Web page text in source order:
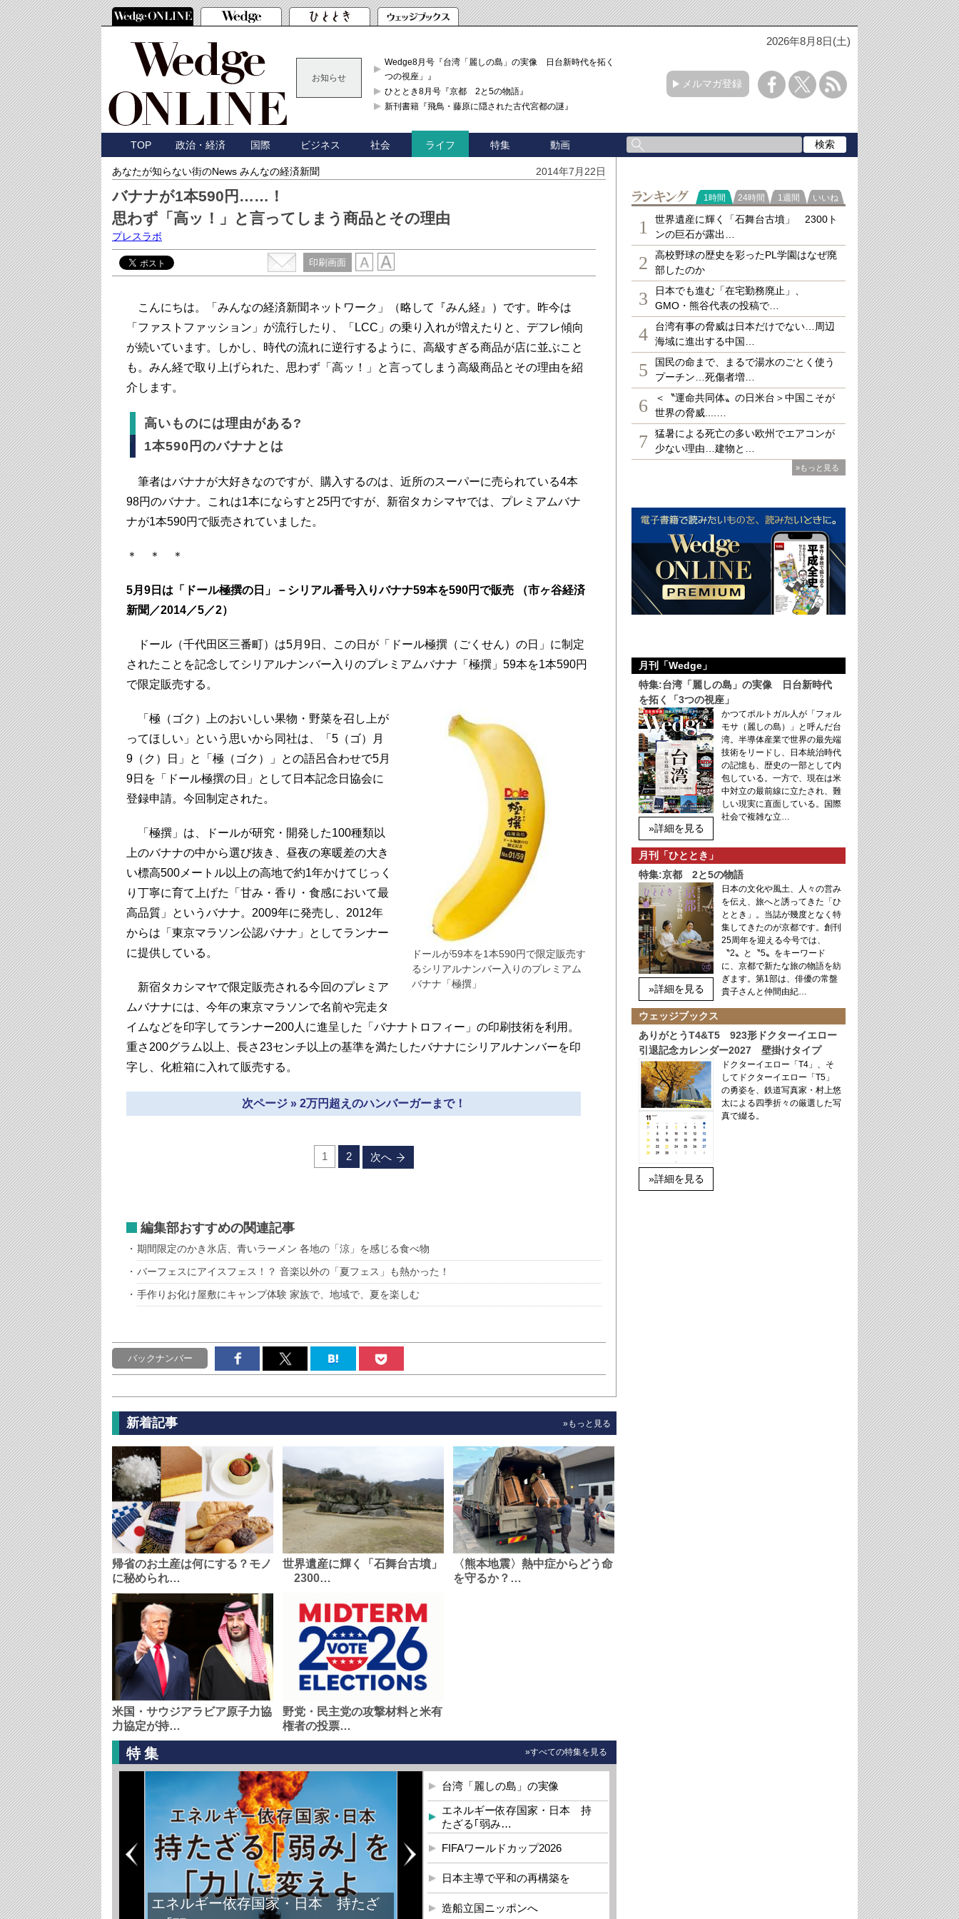
2026年8月8日(土)
お知らせ
Wedge8月号『台湾「麗しの島」の実像 日台新時代を拓く「3
つの視座」』
ひととき8月号『京都 2と5の物語』
新刊書籍『飛鳥・藤原に隠された古代宮都の謎』
メルマガ登録
TOP 政治・経済 国際 ビジネス 社会 ライフ 特集 動画
あなたが知らない街のNews みんなの経済新聞 2014年7月22日
バナナが1本590円……！
思わず「高ッ！」と言ってしまう商品とその理由
プレスラボ
印刷画面
こんにちは。「みんなの経済新聞ネットワーク」（略して『みん経』）です。昨今は
「ファストファッション」が流行したり、「LCC」の乗り入れが増えたりと、デフレ傾向
が続いています。しかし、時代の流れに逆行するように、高級すぎる商品が店に並ぶこと
も。みん経で取り上げられた、思わず「高ッ！」と言ってしまう高級商品とその理由を紹
介します。
高いものには理由がある?
1本590円のバナナとは
筆者はバナナが大好きなのですが、購入するのは、近所のスーパーに売られている4本
98円のバナナ。これは1本にならすと25円ですが、新宿タカシマヤでは、プレミアムバナ
ナが1本590円で販売されていました。
＊ ＊ ＊
5月9日は「ドール極撰の日」－シリアル番号入りバナナ59本を590円で販売 （市ヶ谷経済
新聞／2014／5／2）
ドール（千代田区三番町）は5月9日、この日が「ドール極撰（ごくせん）の日」に制定
されたことを記念してシリアルナンバー入りのプレミアムバナナ「極撰」59本を1本590円
で限定販売する。
ドールが59本を1本590円で限定販売す
るシリアルナンバー入りのプレミアム
バナナ「極撰」
「極（ゴク）上のおいしい果物・野菜を召し上が
ってほしい」という思いから同社は、「5（ゴ）月
9（ク）日」と「極（ゴク）」との語呂合わせで5月
9日を「ドール極撰の日」として日本記念日協会に
登録申請。今回制定された。
「極撰」は、ドールが研究・開発した100種類以
上のバナナの中から選び抜き、昼夜の寒暖差の大き
い標高500メートル以上の高地で約1年かけてじっく
り丁寧に育て上げた「甘み・香り・食感において最
高品質」というバナナ。2009年に発売し、2012年
からは「東京マラソン公認バナナ」としてランナー
に提供している。
新宿タカシマヤで限定販売される今回のプレミア
ムバナナには、今年の東京マラソンで名前や完走タ
イムなどを印字してランナー200人に進呈した「バナナトロフィー」の印刷技術を利用。
重さ200グラム以上、長さ23センチ以上の基準を満たしたバナナにシリアルナンバーを印
字し、化粧箱に入れて販売する。
次ページ » 2万円超えのハンバーガーまで！
1 2 次へ
編集部おすすめの関連記事
期間限定のかき氷店、青いラーメン 各地の「涼」を感じる食べ物
バーフェスにアイスフェス！？ 音楽以外の「夏フェス」も熱かった！
手作りお化け屋敷にキャンプ体験 家族で、地域で、夏を楽しむ
バックナンバー
新着記事 »もっと見る
帰省のお土産は何にする？モノ
に秘められ…
世界遺産に輝く「石舞台古墳」
2300…
〈熊本地震〉熱中症からどう命
を守るか？…
米国・サウジアラビア原子力協
力協定が持…
野党・民主党の攻撃材料と米有
権者の投票…
特集 »すべての特集を見る
エネルギー依存国家・日本 持たざ
台湾「麗しの島」の実像
エネルギー依存国家・日本 持
たざる｢弱み…
FIFAワールドカップ2026
日本主導で平和の再構築を
造船立国ニッポンへ
ランキング
1時間 24時間 1週間 いいね
1
世界遺産に輝く「石舞台古墳」 2300ト
ンの巨石が露出…
2
高校野球の歴史を彩ったPL学園はなぜ廃
部したのか
3
日本でも進む「在宅勤務廃止」、
GMO・熊谷代表の投稿で…
4
台湾有事の脅威は日本だけでない…周辺
海域に進出する中国…
5
国民の命まで、まるで湯水のごとく使う
プーチン…死傷者増…
6
＜〝運命共同体〟の日米台＞中国こそが
世界の脅威....…
7
猛暑による死亡の多い欧州でエアコンが
少ない理由…建物と…
»もっと見る
月刊「Wedge」
特集:台湾「麗しの島」の実像 日台新時代
を拓く「3つの視座」
»詳細を見る
かつてポルトガル人が「フォル
モサ（麗しの島）」と呼んだ台
湾。半導体産業で世界の最先端
技術をリードし、日本統治時代
の記憶も、歴史の一部として内
包している。一方で、現在は米
中対立の最前線に立たされ、難
しい現実に直面している。国際
社会で複雑な立…
月刊「ひととき」
特集:京都 2と5の物語
»詳細を見る
日本の文化や風土、人々の営み
を伝え、旅へと誘ってきた「ひ
ととき」。当誌が幾度となく特
集してきたのが京都です。創刊
25周年を迎える今号では、
〝2〟と〝5〟をキーワード
に、京都で新たな旅の物語を紡
ぎます。第1部は、俳優の常盤
貴子さんと仲間由紀…
ウェッジブックス
ありがとうT4&T5 923形ドクターイエロー
引退記念カレンダー2027 壁掛けタイプ
»詳細を見る
ドクターイエロー「T4」、そ
してドクターイエロー「T5」
の勇姿を、鉄道写真家・村上悠
太による四季折々の厳選した写
真で綴る。